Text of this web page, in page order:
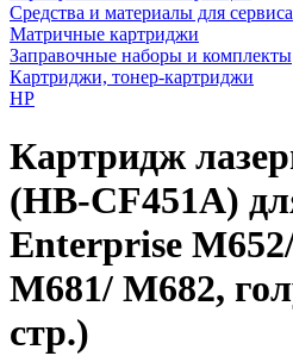
Средства и материалы для сервиса
Матричные картриджи
Заправочные наборы и комплекты
Картриджи, тонер-картриджи
HP
Картридж
(HB-CF451A)
Enterprise
M681/ M682,
стр.)